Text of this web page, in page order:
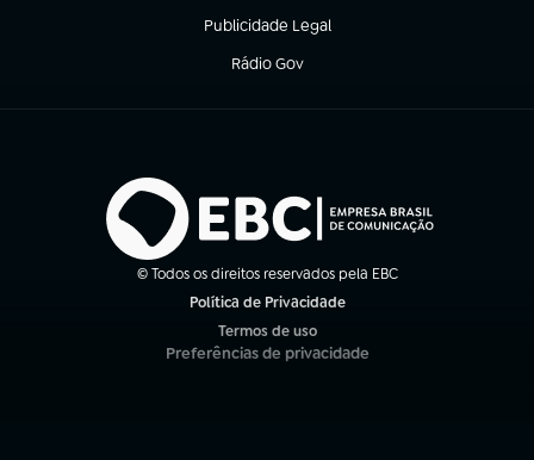
Publicidade Legal
(abre em nova aba)
Rádio Gov
(abre em nova aba)
© Todos os direitos reservados pela EBC
Política de Privacidade
Termos de uso
(abre em nova aba)
Preferências de privacidade